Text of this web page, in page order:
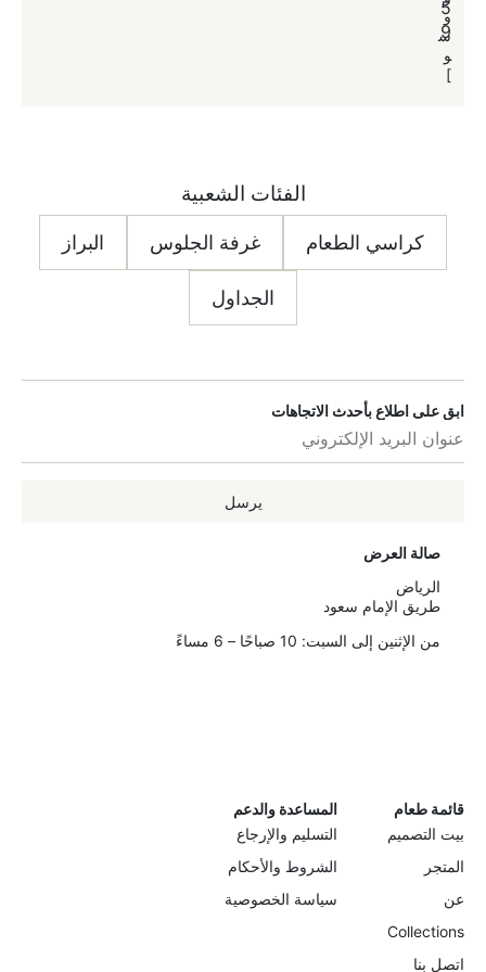
5
9
و
س
و
]
الفئات الشعبية
كراسي الطعام غرفة الجلوس البراز
الجداول
ابق على اطلاع بأحدث الاتجاهات
يرسل
صالة العرض
الرياض
طريق الإمام سعود
من الإثنين إلى السبت: 10 صباحًا – 6 مساءً
قائمة طعام
بيت التصميم
المتجر
عن
Collections
اتصل بنا
المساعدة والدعم
التسليم والإرجاع
الشروط والأحكام
سياسة الخصوصية